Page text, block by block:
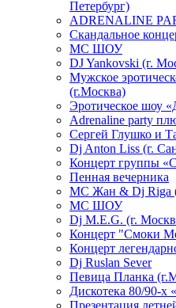
Петербург)
ADRENALINE
Скандальное
МС ШОУ
DJ Yankovski (г.
Мужское
(г.Москва)
Эротическое шоу
Adrenaline party
Сергей Глушко и
Dj Anton Liss (г.
Концерт группы
Пенная вечерника
МС Жан & Dj Riga
МС ШОУ
Dj M.E.G. (г.
Концерт "Смоки
Концерт
Dj Ruslan Sever
Певица Планка
Дискотека 80/90-х
Презентация